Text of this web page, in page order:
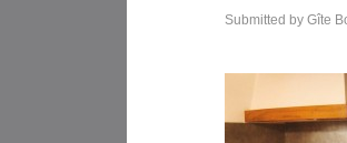
Submitted by Gîte